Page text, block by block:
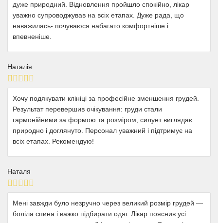
дуже природний. Відновлення пройшло спокійно, лікар
уважно супроводжував на всіх етапах. Дуже рада, що
наважилась- почуваюся набагато комфортніше і
впевненіше.
Наталія
Хочу подякувати клініці за професійне зменшення грудей.
Результат перевершив очікування: груди стали
гармонійними за формою та розміром, силует виглядає
природно і доглянуто. Персонал уважний і підтримує на
всіх етапах. Рекомендую!
Наталя
Мені завжди було незручно через великий розмір грудей —
боліла спина і важко підбирати одяг. Лікар пояснив усі